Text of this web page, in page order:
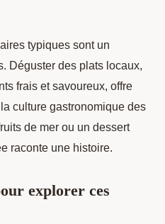
typiques sont un
Déguster des plats locaux,
frais et savoureux, offre
culture gastronomique des
de mer ou un dessert
raconte une histoire.
explorer ces